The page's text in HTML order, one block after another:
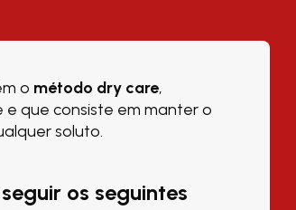
o método dry care,
que consiste em manter o
soluto.
os seguintes